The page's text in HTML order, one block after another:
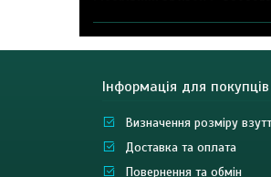
Інформація для покупців
Визначення розміру
Доставка та оплата
Повернення та обмін